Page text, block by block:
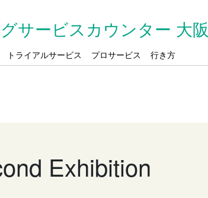
サービスカウンター 大阪
トライアルサービス プロサービス 行き方
Exhibition